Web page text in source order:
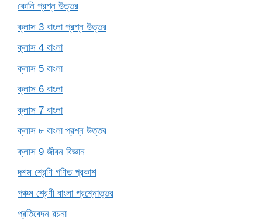
কোনি প্রশ্ন উত্তর
ক্লাস 3 বাংলা প্রশ্ন উত্তর
ক্লাস 4 বাংলা
ক্লাস 5 বাংলা
ক্লাস 6 বাংলা
ক্লাস 7 বাংলা
ক্লাস ৮ বাংলা প্রশ্ন উত্তর
ক্লাস 9 জীবন বিজ্ঞান
দশম শ্রেণি গণিত প্রকাশ
পঞ্চম শ্রেণী বাংলা প্রশ্নোত্তর
প্রতিবেদন রচনা